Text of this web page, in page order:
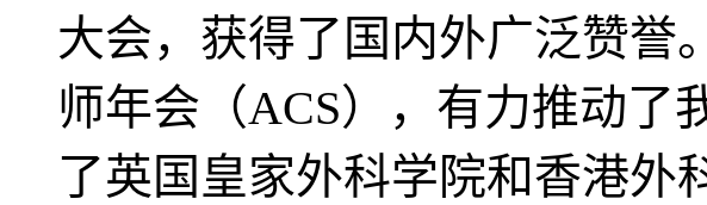
大会，获得了国内外广泛赞誉
师年会（ACS），有力推动了
了英国皇家外科学院和香港外